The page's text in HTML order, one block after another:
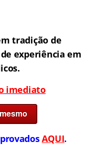
tradição de
experiência em
imediato
AQUI.